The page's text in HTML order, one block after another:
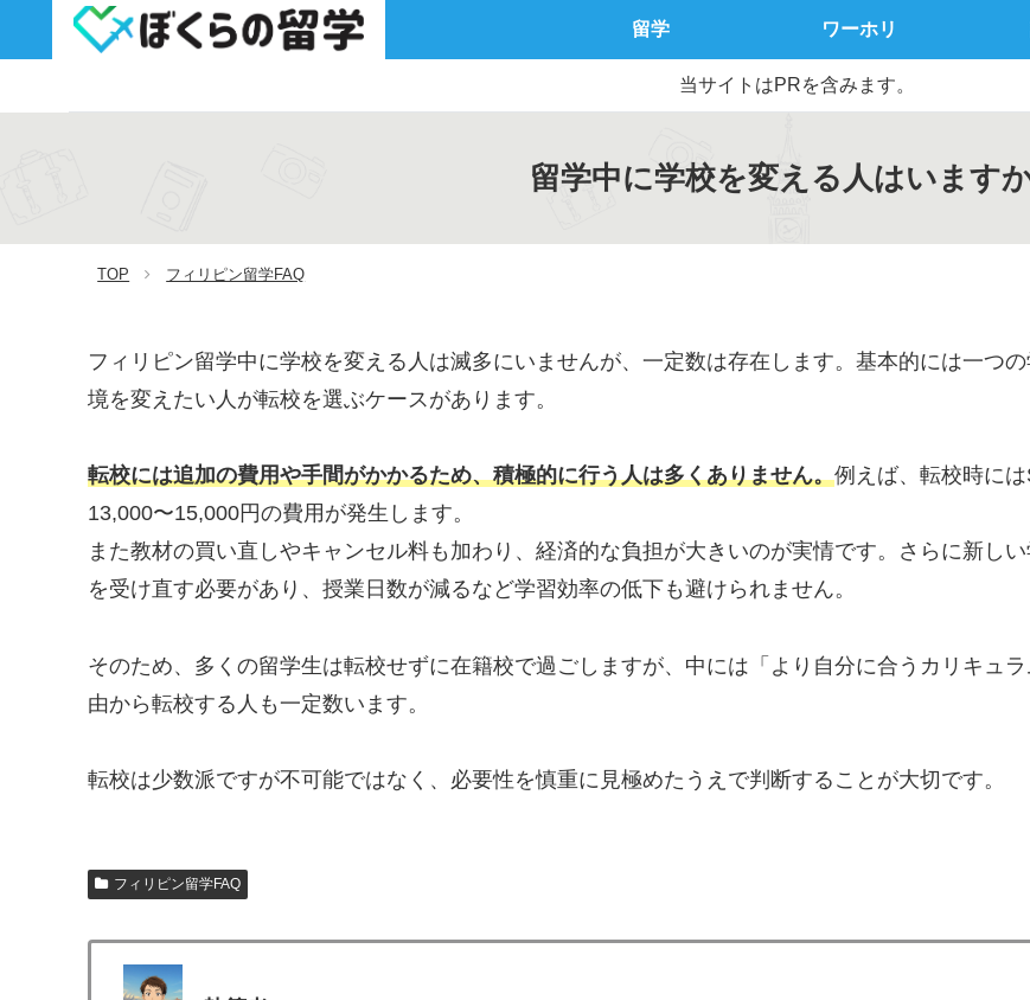
留学 ワーホリ
当サイトはPRを含みます。
留学中に学校を変える人はいます
TOP フィリピン留学FAQ
フィリピン留学中に学校を変える人は滅多にいませんが、一定数は存在します。基本的には一つ
境を変えたい人が転校を選ぶケースがあります。
転校には追加の費用や手間がかかるため、積極的に行う人は多くありません。例えば、転校時に
13,000〜15,000円の費用が発生します。
また教材の買い直しやキャンセル料も加わり、経済的な負担が大きいのが実情です。さらに新し
を受け直す必要があり、授業日数が減るなど学習効率の低下も避けられません。
そのため、多くの留学生は転校せずに在籍校で過ごしますが、中には「より自分に合うカリキュ
由から転校する人も一定数います。
転校は少数派ですが不可能ではなく、必要性を慎重に見極めたうえで判断することが大切です。
フィリピン留学FAQ